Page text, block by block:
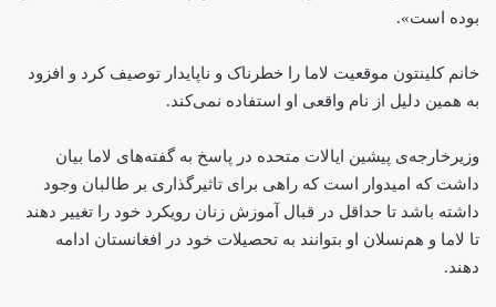
بوده است».
خانم کلینتون موقعیت لاما را خطرناک و ناپایدار توصیف کرد و افزود
به همین دلیل از نام واقعی او استفاده نمی‌کند.
وزیرخارجه‌ی پیشین ایالات متحده در پاسخ به گفته‌های لاما بیان
داشت که امیدوار است که راهی برای تاثیرگذاری بر طالبان وجود
داشته باشد تا حداقل در قبال آموزش زنان رویکرد خود را تغییر دهند
تا لاما و هم‌نسلان او بتوانند به تحصیلات خود در افغانستان ادامه
دهند.